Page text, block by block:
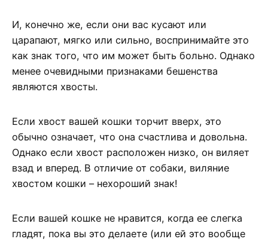
И, конечно же, если они вас кусают или
царапают, мягко или сильно, воспринимайте это
как знак того, что им может быть больно. Однако
менее очевидными признаками бешенства
являются хвосты.
Если хвост вашей кошки торчит вверх, это
обычно означает, что она счастлива и довольна.
Однако если хвост расположен низко, он виляет
взад и вперед. В отличие от собаки, виляние
хвостом кошки – нехороший знак!
Если вашей кошке не нравится, когда ее слегка
гладят, пока вы это делаете (или ей это вообще